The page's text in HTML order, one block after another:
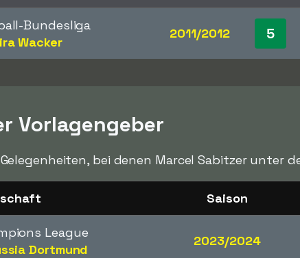
Bundesliga
Wacker
2011/2012 5
Vorlagengeber
bei denen Marcel Sabitzer unter
Saison
League
Dortmund
2023/2024